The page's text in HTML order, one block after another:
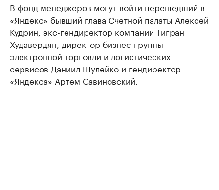
В фонд менеджеров могут войти перешедший в
«Яндекс» бывший глава Счетной палаты Алексей
Кудрин, экс-гендиректор компании Тигран
Худавердян, директор бизнес-группы
электронной торговли и логистических
сервисов Даниил Шулейко и гендиректор
«Яндекса» Артем Савиновский.